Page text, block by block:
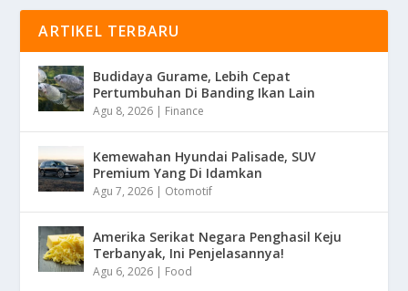
ARTIKEL TERBARU
Budidaya Gurame, Lebih Cepat
Pertumbuhan Di Banding Ikan Lain
Agu 8, 2026 | Finance
Kemewahan Hyundai Palisade, SUV
Premium Yang Di Idamkan
Agu 7, 2026 | Otomotif
Amerika Serikat Negara Penghasil Keju
Terbanyak, Ini Penjelasannya!
Agu 6, 2026 | Food